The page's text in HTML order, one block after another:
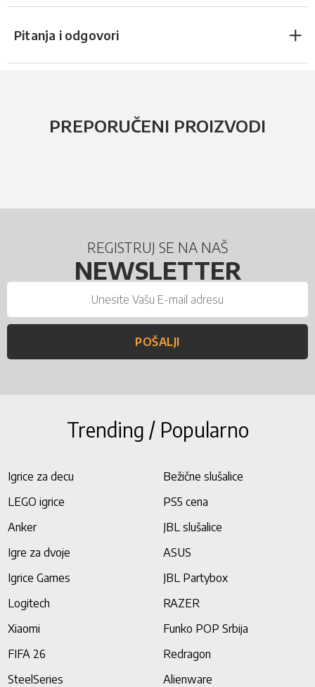
Pitanja i odgovori
PREPORUČENI PROIZVODI
REGISTRUJ SE NA NAŠ
NEWSLETTER
POŠALJI
Trending / Popularno
Igrice za decu
Bežične slušalice
LEGO igrice
PS5 cena
Anker
JBL slušalice
Igre za dvoje
ASUS
Igrice Games
JBL Partybox
Logitech
RAZER
Xiaomi
Funko POP Srbija
FIFA 26
Redragon
SteelSeries
Alienware